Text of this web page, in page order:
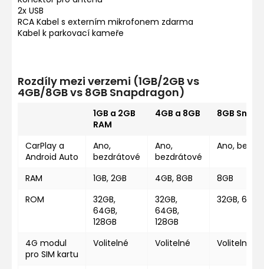
2x USB
RCA Kabel s externím mikrofonem zdarma
Kabel k parkovací kameře
Rozdíly mezi verzemi (1GB/2GB vs
4GB/8GB vs 8GB Snapdragon)
1GB a 2GB
RAM
4GB a 8GB 8GB
CarPlay a
Android Auto
Ano,
bezdrátové
Ano,
bezdrátové
Ano,
RAM 1GB, 2GB 4GB, 8GB
8GB
ROM
32GB,
64GB,
128GB
32GB,
64GB,
128GB
32GB,
4G modul
pro SIM kartu
Volitelné Volitelné Volitelné